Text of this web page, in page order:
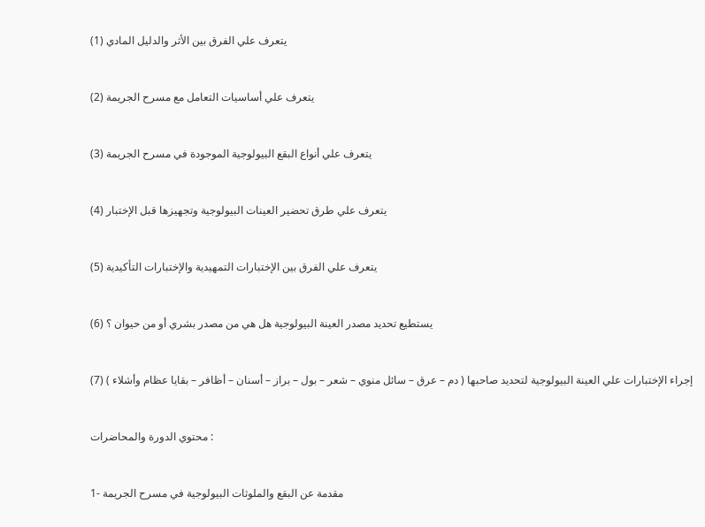
(1) يتعرف علي الفرق بين الأثر والدليل المادي
(2) يتعرف علي أساسيات التعامل مع مسرح الجريمة
(3) يتعرف علي أنواع البقع البيولوجية الموجودة في مسرح الجريمة
(4) يتعرف علي طرق تحضير العينات البيولوجية وتجهيزها قبل الإختبار
(5) يتعرف علي الفرق بين الإختبارات التمهيدية والإختبارات التأكيدية
(6) يستطيع تحديد مصدر العينة البيولوجية هل هي من مصدر بشري أو من حيوان ؟
(7) إجراء الإختبارات علي العينة البيولوجية لتحديد صاحبها ( دم – عرق – سائل منوي – شعر – بول – براز – أسنان – أظافر – بقايا عظام وأشلاء )
محتوي الدورة والمحاضرات :
1- مقدمة عن البقع والملوثات البيولوجية في مسرح الجريمة